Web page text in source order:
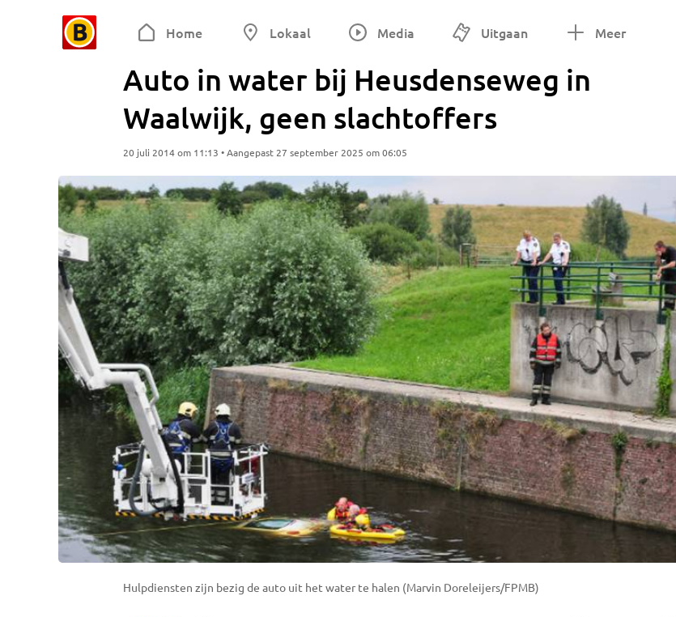
Home Lokaal Media Uitgaan Meer
Auto in water bij Heusdenseweg in
Waalwijk, geen slachtoffers
20 juli 2014 om 11:13 • Aangepast 27 september 2025 om 06:05
Hulpdiensten zijn bezig de auto uit het water te halen (Marvin Doreleijers/FPMB)